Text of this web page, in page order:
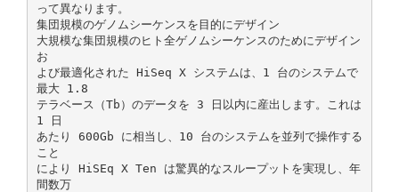
って異なります。
集団規模のゲノムシーケンスを目的にデザイン
大規模な集団規模のヒト全ゲノムシーケンスのためにデザイン
お
よび最適化された HiSeq X システムは、1 台のシステムで
最大 1.8
テラベース（Tb）のデータを 3 日以内に産出します。これは
1 日
あたり 600Gb に相当し、10 台のシステムを並列で操作する
こと
により HiSEq X Ten は驚異的なスループットを実現し、年
間数万